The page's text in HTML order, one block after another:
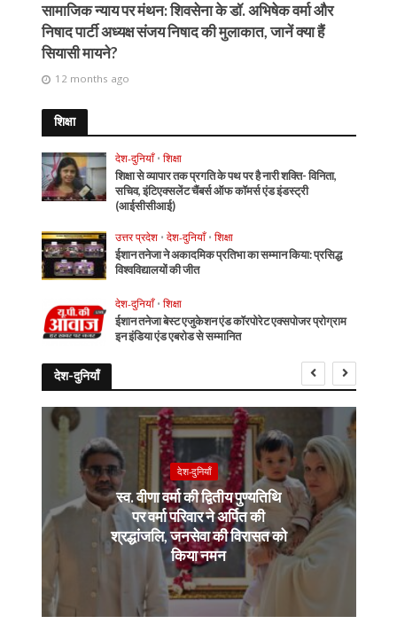
सामाजिक न्याय पर मंथन: शिवसेना के डॉ. अभिषेक वर्मा और
निषाद पार्टी अध्यक्ष संजय निषाद की मुलाकात, जानें क्या हैं
सियासी मायने?
12 months ago
शिक्षा
देश-दुनियाँ • शिक्षा
शिक्षा से व्यापार तक प्रगति के पथ पर है नारी शक्ति- विनिता,
सचिव, इंटिएक्सलेंट चैंबर्स ऑफ कॉमर्स एंड इंडस्ट्री
(आईसीसीआई)
उत्तर प्रदेश • देश-दुनियाँ • शिक्षा
ईशान तनेजा ने अकादमिक प्रतिभा का सम्मान किया: प्रसिद्ध
विश्वविद्यालयों की जीत
देश-दुनियाँ • शिक्षा
ईशान तनेजा बेस्ट एजुकेशन एंड कॉरपोरेट एक्सपोजर प्रोग्राम
इन इंडिया एंड एबरोड से सम्मानित
देश-दुनियाँ
देश-दुनियाँ
स्व. वीणा वर्मा की द्वितीय पुण्यतिथि
पर वर्मा परिवार ने अर्पित की
श्रद्धांजलि, जनसेवा की विरासत को
किया नमन